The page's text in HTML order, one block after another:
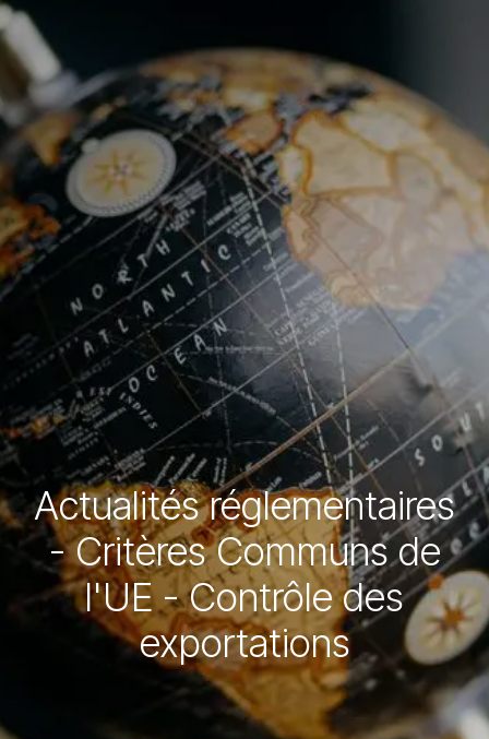
Actualités réglementaires
- Critères Communs de
l'UE - Contrôle des
exportations